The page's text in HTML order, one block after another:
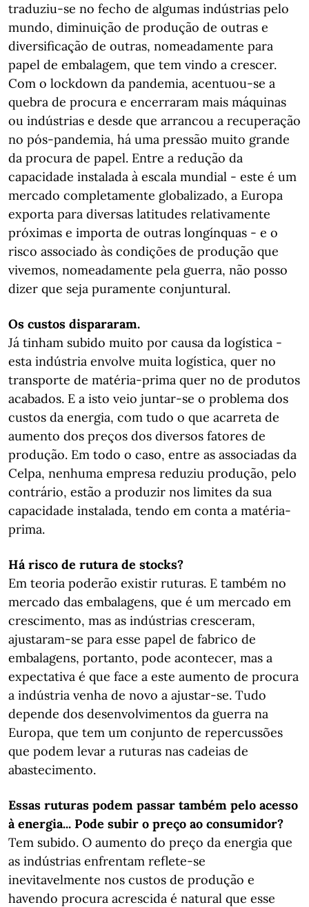
traduziu-se no fecho de algumas indústrias pelo
mundo, diminuição de produção de outras e
diversificação de outras, nomeadamente para
papel de embalagem, que tem vindo a crescer.
Com o lockdown da pandemia, acentuou-se a
quebra de procura e encerraram mais máquinas
ou indústrias e desde que arrancou a recuperação
no pós-pandemia, há uma pressão muito grande
da procura de papel. Entre a redução da
capacidade instalada à escala mundial - este é um
mercado completamente globalizado, a Europa
exporta para diversas latitudes relativamente
próximas e importa de outras longínquas - e o
risco associado às condições de produção que
vivemos, nomeadamente pela guerra, não posso
dizer que seja puramente conjuntural.
Os custos dispararam.
Já tinham subido muito por causa da logística -
esta indústria envolve muita logística, quer no
transporte de matéria-prima quer no de produtos
acabados. E a isto veio juntar-se o problema dos
custos da energia, com tudo o que acarreta de
aumento dos preços dos diversos fatores de
produção. Em todo o caso, entre as associadas da
Celpa, nenhuma empresa reduziu produção, pelo
contrário, estão a produzir nos limites da sua
capacidade instalada, tendo em conta a matéria-
prima.
Há risco de rutura de stocks?
Em teoria poderão existir ruturas. E também no
mercado das embalagens, que é um mercado em
crescimento, mas as indústrias cresceram,
ajustaram-se para esse papel de fabrico de
embalagens, portanto, pode acontecer, mas a
expectativa é que face a este aumento de procura
a indústria venha de novo a ajustar-se. Tudo
depende dos desenvolvimentos da guerra na
Europa, que tem um conjunto de repercussões
que podem levar a ruturas nas cadeias de
abastecimento.
Essas ruturas podem passar também pelo acesso
à energia... Pode subir o preço ao consumidor?
Tem subido. O aumento do preço da energia que
as indústrias enfrentam reflete-se
inevitavelmente nos custos de produção e
havendo procura acrescida é natural que esse